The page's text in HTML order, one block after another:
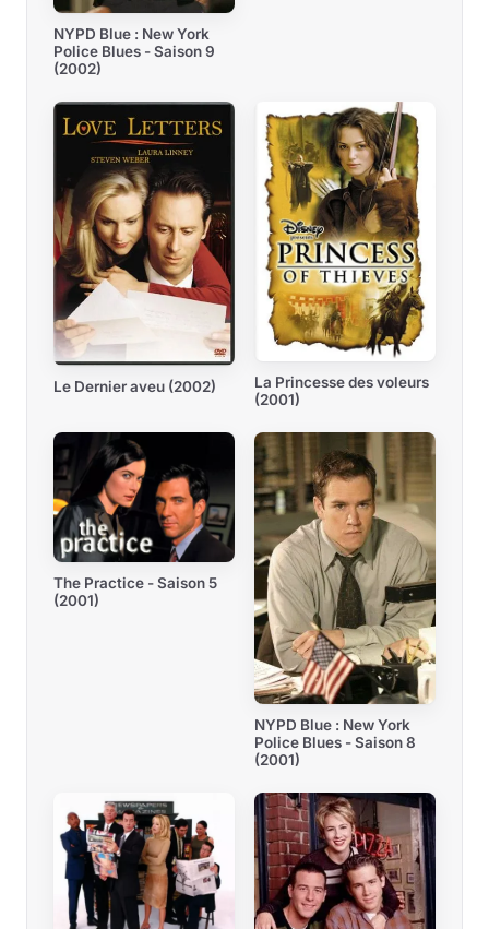
NYPD Blue : New York
Police Blues - Saison 9
(2002)
Le Dernier aveu (2002)
La Princesse des voleurs
(2001)
The Practice - Saison 5
(2001)
NYPD Blue : New York
Police Blues - Saison 8
(2001)